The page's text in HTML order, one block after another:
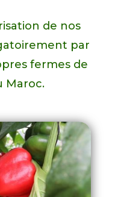
de nos
par
fermes de
Maroc.